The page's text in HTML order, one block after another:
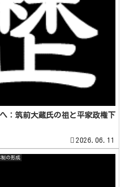
：筑前大蔵氏の祖と平家政権下
2026.06.11
制の形成